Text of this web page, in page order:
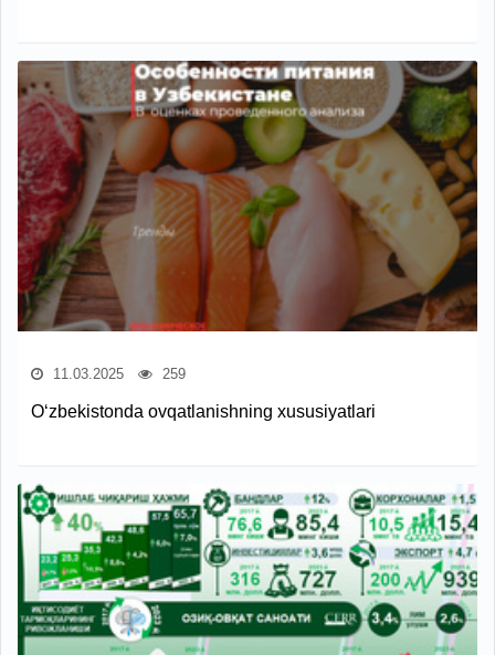
11.03.2025 259
O‘zbekistonda ovqatlanishning xususiyatlari